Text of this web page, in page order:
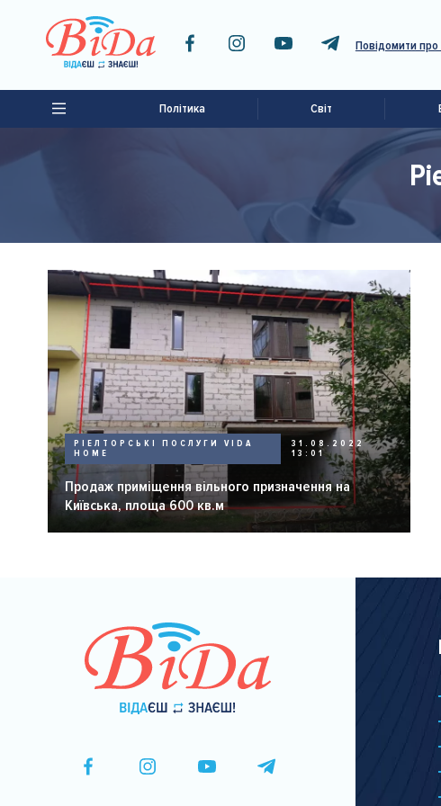
Повідомити
Політика Світ
РІЕЛТОРСЬКІ ПОСЛУГИ VIDA
HOME
31.08.2022
13:01
Продаж приміщення вільного призначення на
Київська, площа 600 кв.м